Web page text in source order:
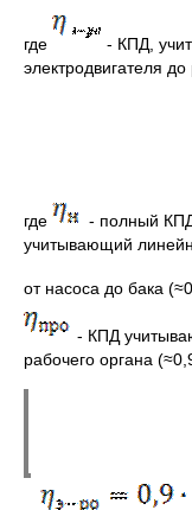
где
- КПД,
электродвигателя
где - полный
учитывающий
от насоса до бака
- КПД
рабочего органа